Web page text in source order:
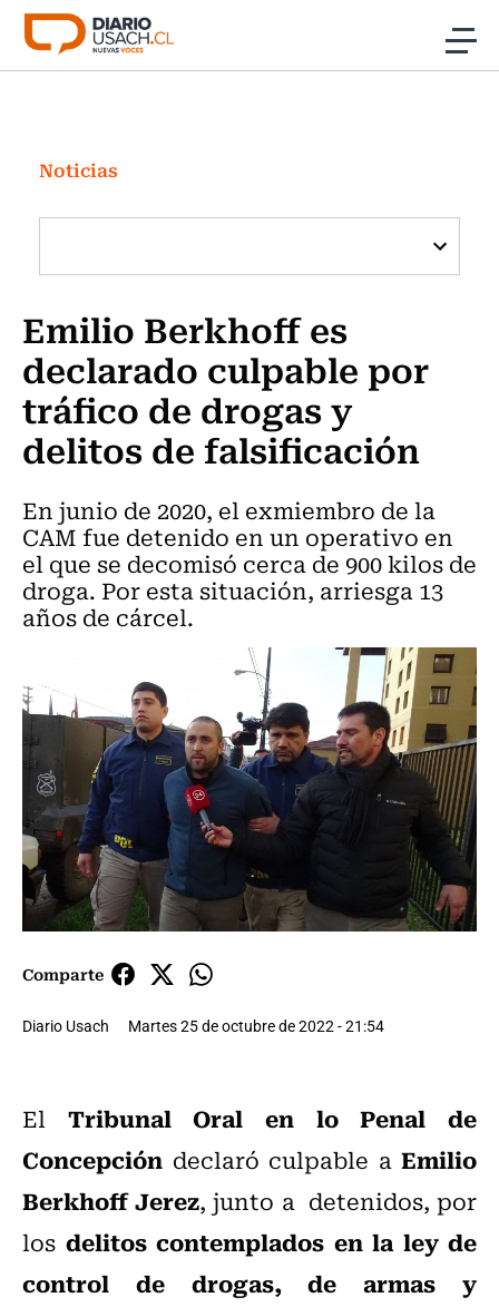
Click acá para ir directamente al contenido
Investigación
Cultura
Programas Radio y TV Usach
Noticias
Emilio Berkhoff es
declarado culpable por
tráfico de drogas y
delitos de falsificación
En junio de 2020, el exmiembro de la
CAM fue detenido en un operativo en
el que se decomisó cerca de 900 kilos de
droga. Por esta situación, arriesga 13
años de cárcel.
Comparte
Diario Usach Martes 25 de octubre de 2022 - 21:54
El Tribunal Oral en lo Penal de
Concepción declaró culpable a Emilio
Berkhoff Jerez, junto a detenidos, por
los delitos contemplados en la ley de
control de drogas, de armas y